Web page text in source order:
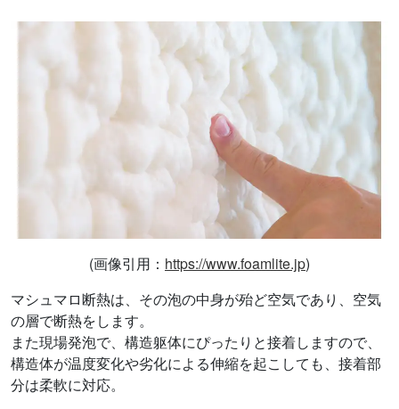
(画像引用： https://www.foamlite.jp)
マシュマロ断熱は、その泡の中身が殆ど空気であり、空気
の層で断熱をします。
また現場発泡で、構造躯体にぴったりと接着しますので、
構造体が温度変化や劣化による伸縮を起こしても、接着部
分は柔軟に対応。